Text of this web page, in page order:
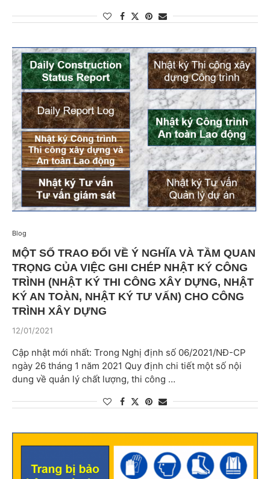
Blog
MỘT SỐ TRAO ĐỔI VỀ Ý NGHĨA VÀ TẦM QUAN
TRỌNG CỦA VIỆC GHI CHÉP NHẬT KÝ CÔNG
TRÌNH (NHẬT KÝ THI CÔNG XÂY DỰNG, NHẬT
KÝ AN TOÀN, NHẬT KÝ TƯ VẤN) CHO CÔNG
TRÌNH XÂY DỰNG
12/01/2021
Cập nhật mới nhất: Trong Nghị định số 06/2021/NĐ-CP
ngày 26 tháng 1 năm 2021 Quy định chi tiết một số nội
dung về quản lý chất lượng, thi công …